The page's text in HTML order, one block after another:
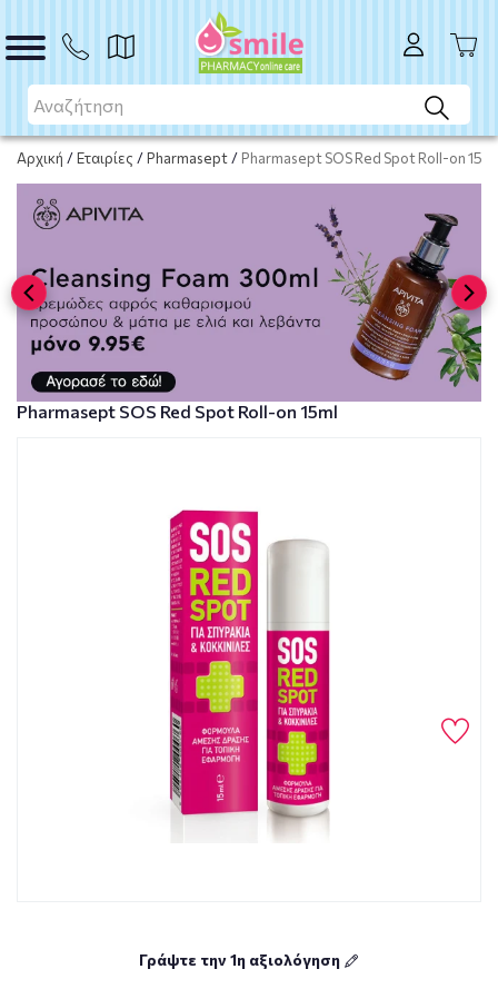
Αρχική /Εταιρίες /Pharmasept / Pharmasept SOS Red Spot Roll-on 15ml
Το προϊόν εξαντλήθηκε
Μη διαθέσιμο
Pharmasept SOS Red Spot Roll-on 15ml
Γράψτε την 1η αξιολόγηση